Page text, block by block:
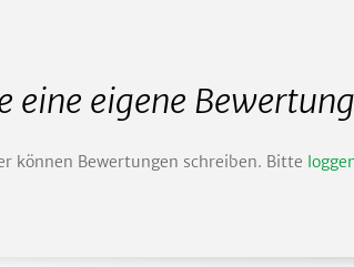
eine eigene Bewertung
können Bewertungen schreiben. Bitte